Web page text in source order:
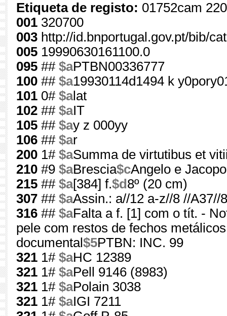
Etiqueta de registo: 01752cam
001 320700
003 http://id.bnportugal.gov.pt/bib/
005 19990630161100.0
095 ## $aPTBN00336777
100 ## $a19930114d1494 k
101 0# $alat
102 ## $aIT
105 ## $ay z 000yy
106 ## $ar
200 1# $aSumma de virtutibus et
210 #9 $aBrescia$cAngelo e
215 ## $a[384] f.$d 8º (20 cm)
307 ## $aAssin.: a//12 a-z//8 //A37//
316 ## $aFalta a f. [1] com o tít. -
pele com restos de fechos
documental$5PTBN: INC. 99
321 1# $aHC 12389
321 1# $aPell 9146 (8983)
321 1# $aPolain 3038
321 1# $aIGI 7211